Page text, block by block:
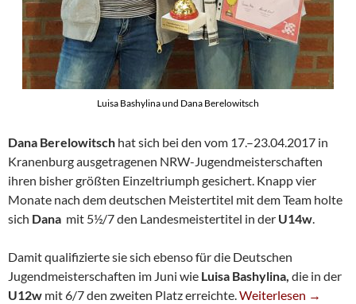
Luisa Bashylina und Dana Berelowitsch
Dana Berelowitsch hat sich bei den vom 17.–23.04.2017 in
Kranenburg ausgetragenen NRW-Jugendmeisterschaften
ihren bisher größten Einzeltriumph gesichert. Knapp vier
Monate nach dem deutschen Meistertitel mit dem Team holte
sich Dana mit 5½/7 den Landesmeistertitel in der U14w.
Damit qualifizierte sie sich ebenso für die Deutschen
Jugendmeisterschaften im Juni wie Luisa Bashylina, die in der
U12w mit 6/7 den zweiten Platz erreichte.Dana Berelowitsch
Weiterlesen →